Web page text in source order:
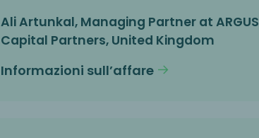
Ali Artunkal, Managing Partner at ARGUS
Capital Partners, United Kingdom
Informazioni sull’affare